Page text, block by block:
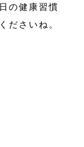
の健康習慣
ださいね。